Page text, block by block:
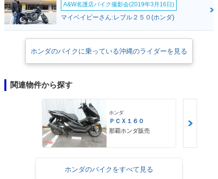
A&W名護店バイク撮影会(2019年3月16日)
マイベイビーさん:レブル２５０(ホンダ)
ホンダのバイクに乗っている沖縄のライダーを見る
関連物件から探す
ホンダ
ＰＣＸ１６０
那覇ホンダ販売
ホンダのバイクをすべて見る